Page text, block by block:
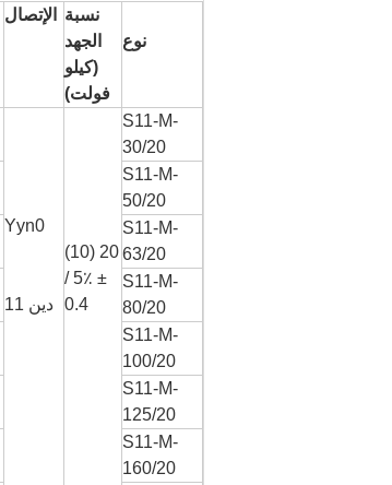
نوع
نسبة
الجهد
(كيلو
فولت)
الإتصال
S11-M-
30/20
20 (10)
± 5٪ /
0.4
Yyn0
دين 11
S11-M-
50/20
S11-M-
63/20
S11-M-
80/20
S11-M-
100/20
S11-M-
125/20
S11-M-
160/20